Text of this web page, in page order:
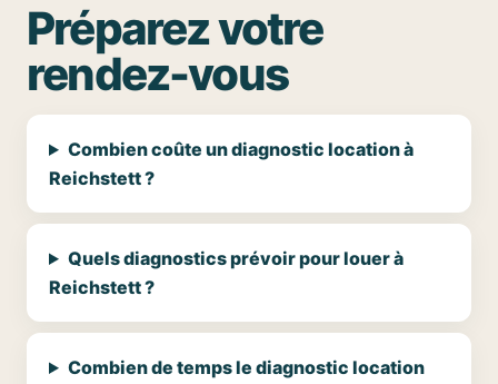
Préparez votre
rendez-vous
Combien coûte un diagnostic location à
Reichstett ?
Quels diagnostics prévoir pour louer à
Reichstett ?
Combien de temps le diagnostic location